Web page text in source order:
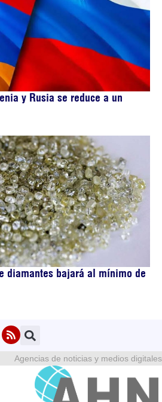
y Rusia se reduce a un
diamantes bajará al mínimo de
Agencias de noticias y medios digitales